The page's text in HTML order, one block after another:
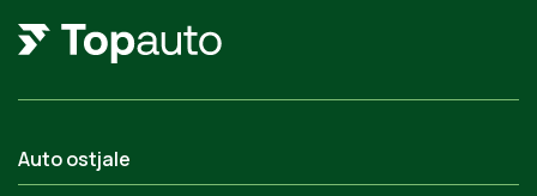
Auto ostjale